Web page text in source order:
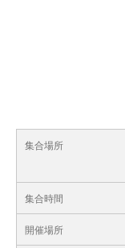
集合場所
集合時間
開催場所